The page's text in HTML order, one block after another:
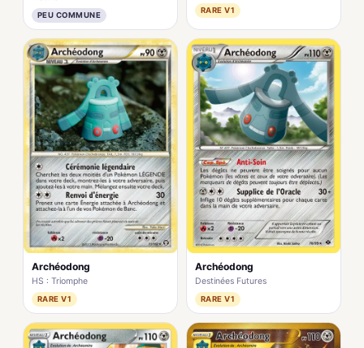
PEU COMMUNE
RARE V1
Archéodong
HS : Triomphe
RARE V1
Archéodong
Destinées Futures
RARE V1